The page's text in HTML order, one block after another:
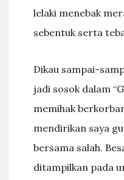
lelaki menebak
sebentuk serta
Dikau sampai-
jadi sosok dalam
memihak
mendirikan saya
bersama salah.
ditampilkan pada